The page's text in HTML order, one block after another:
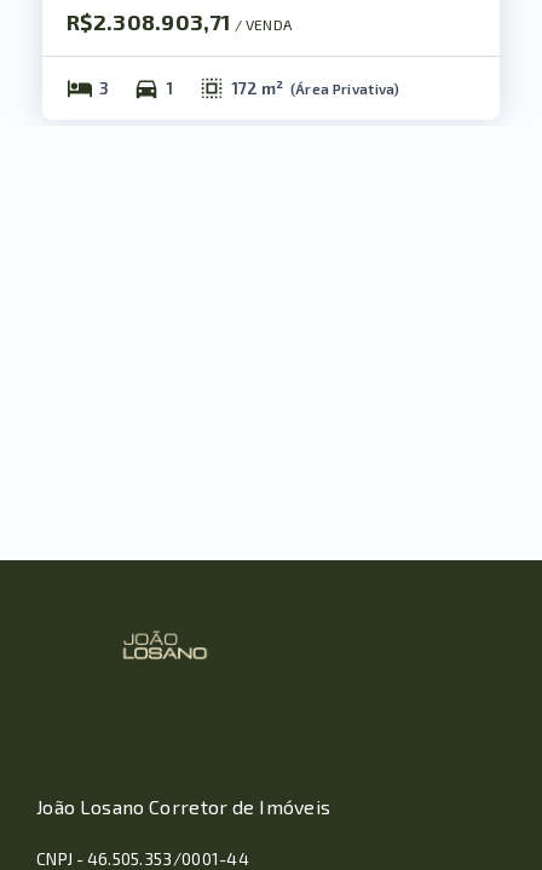
R$2.308.903,71 / VENDA
3 1 172 m² (Área Privativa)
João Losano Corretor de Imóveis
CNPJ - 46.505.353/0001-44